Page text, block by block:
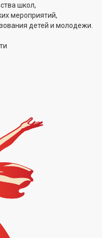
школ,
мероприятий,
детей и молодежи.